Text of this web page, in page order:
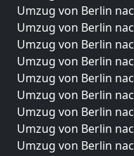
Umzug von Berlin
Umzug von Berlin
Umzug von Berlin
Umzug von Berlin
Umzug von Berlin
Umzug von Berlin
Umzug von Berlin
Umzug von Berlin
Umzug von Berlin